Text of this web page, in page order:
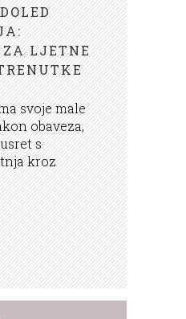
ZA LJETNE
svoje male
obaveza,
s
kroz